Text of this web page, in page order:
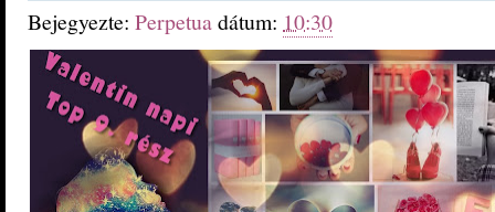
Bejegyezte: Perpetuadátum: 10:30